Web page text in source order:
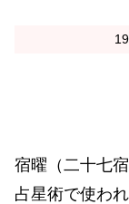
宿曜（二十七
占星術で使わ